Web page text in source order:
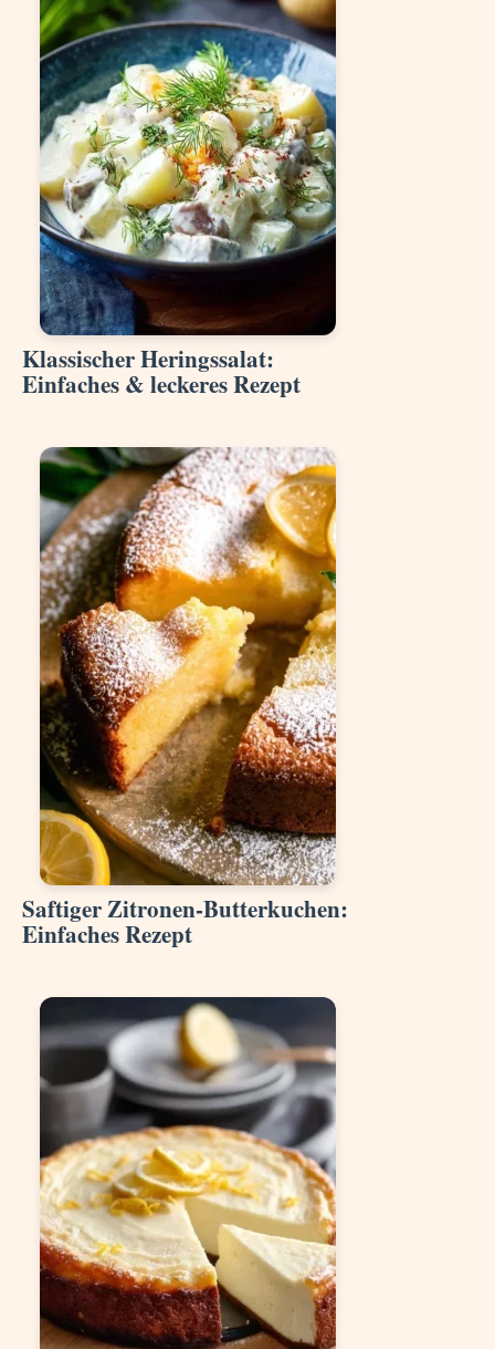
Klassischer Heringssalat:
Einfaches & leckeres Rezept
Saftiger Zitronen-Butterkuchen:
Einfaches Rezept